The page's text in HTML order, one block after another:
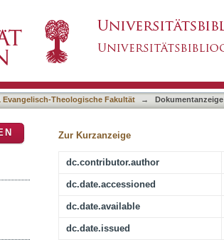
Evangelisch-Theologische Fakultät → Dokumentanzeige
Zur Kurzanzeige
dc.contributor.author
dc.date.accessioned
dc.date.available
dc.date.issued